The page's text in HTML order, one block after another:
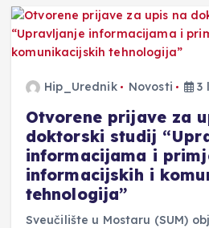
Hip_Urednik Novosti 3
Otvorene prijave za
doktorski studij
informacijama i
informacijskih i
tehnologija”
Sveučilište u Mostaru (SUM)